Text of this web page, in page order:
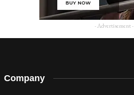
- Advertisement -
Company